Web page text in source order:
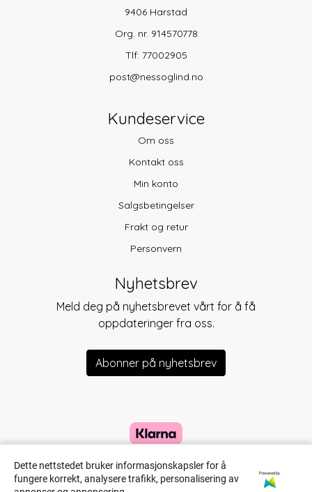
9406 Harstad
Org. nr. 914570778
Tlf: 77002905
post@nessoglind.no
Kundeservice
Om oss
Kontakt oss
Min konto
Salgsbetingelser
Frakt og retur
Personvern
Nyhetsbrev
Meld deg på nyhetsbrevet vårt for å få
oppdateringer fra oss.
Abonner på nyhetsbrev
Dette nettstedet bruker informasjonskapsler for å
fungere korrekt, analysere trafikk, personalisering av
Powered by